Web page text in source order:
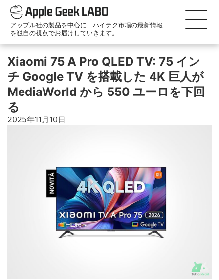
アップル社の製品を中心に、ハイテク市場の最新情報
を独自の視点でお届けしていきます。
Xiaomi 75 A Pro QLED TV: 75 イン
チ Google TV を搭載した 4K 巨人が
MediaWorld から 550 ユーロを下回
る
2025年11月10日